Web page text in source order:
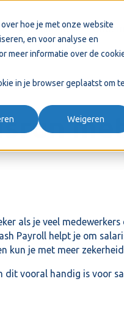
hoe je met onze website
en voor analyse en
meer informatie over de
in je browser geplaatst om te
Weigeren
Accountants
als je veel
Payroll helpt je om
kun je met meer
vooral handig is voor